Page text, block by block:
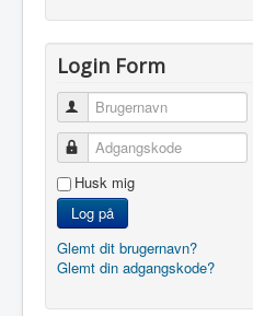
Login Form
Brugernavn
Adgangskode
Husk mig
Log på
Glemt dit brugernavn?
Glemt din adgangskode?